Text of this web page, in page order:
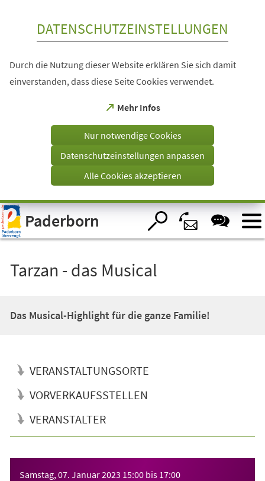
Visuelle
Assistenzsoftware
öffnen.
DATENSCHUTZEINSTELLUNGEN
Durch die Nutzung dieser Website erklären Sie sich damit
einverstanden, dass diese Seite Cookies verwendet.
Mehr Infos
(Öffnet
einem
Tab)
Nur notwendige Cookies
Datenschutzeinstellungen anpassen
Alle Cookies akzeptieren
Paderborn
Tarzan - das Musical
Das Musical-Highlight für die ganze Familie!
VERANSTALTUNGSORTE
VORVERKAUFSSTELLEN
VERANSTALTER
Samstag, 07. Januar 2023 15:00 bis 17:00